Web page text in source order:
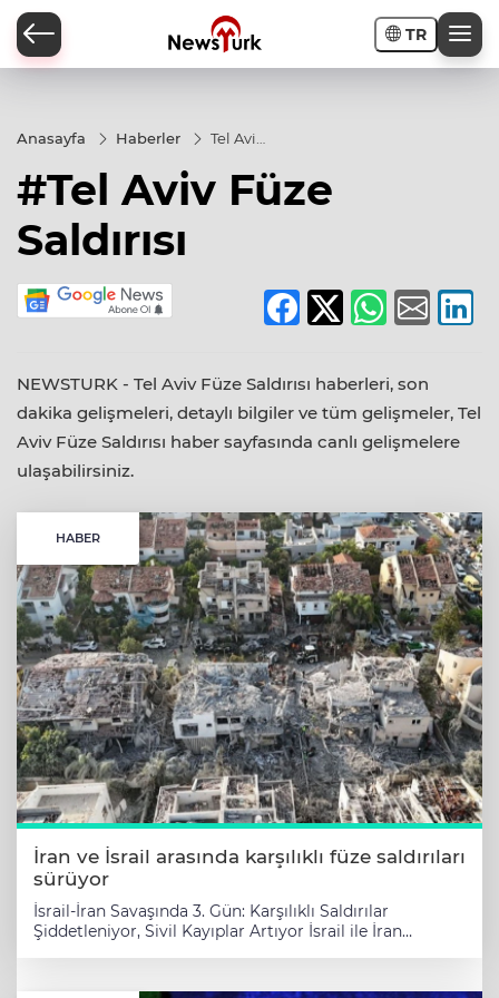
TR
Anasayfa Haberler
Tel Aviv
Saldırısı
#Tel Aviv Füze
Saldırısı
NEWSTURK - Tel Aviv Füze Saldırısı haberleri, son
dakika gelişmeleri, detaylı bilgiler ve tüm gelişmeler, Tel
Aviv Füze Saldırısı haber sayfasında canlı gelişmelere
ulaşabilirsiniz.
HABER
İran ve İsrail arasında karşılıklı füze saldırıları
sürüyor
İsrail-İran Savaşında 3. Gün: Karşılıklı Saldırılar
Şiddetleniyor, Sivil Kayıplar Artıyor İsrail ile İran
“Gerçek Vaat 3” adını verdiği yeni bir füze